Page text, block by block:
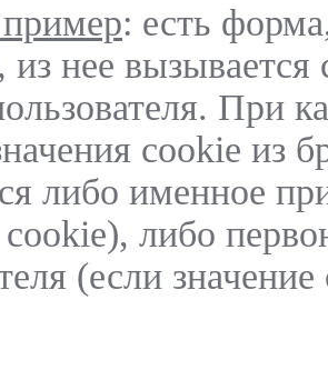
: есть
из нее
При
cookie из
либо именное
cookie), либо
(если